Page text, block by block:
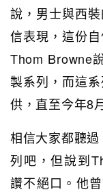
說，男士與西
信表現，這份
Thom Browne
製系列，而這
供，直至今年8
相信大家都聽
列吧，但說到
讚不絕口。他